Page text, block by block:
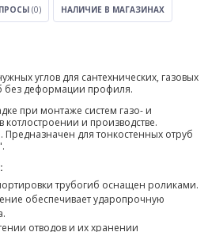
(0) НАЛИЧИЕ В МАГАЗИНАХ
углов для сантехнических, газовых
без деформации профиля.
при монтаже систем газо- и
и производстве.
Предназначен для тонкостенных отруб
трубогиб оснащен роликами.
обеспечивает ударопрочную
отводов и их хранении